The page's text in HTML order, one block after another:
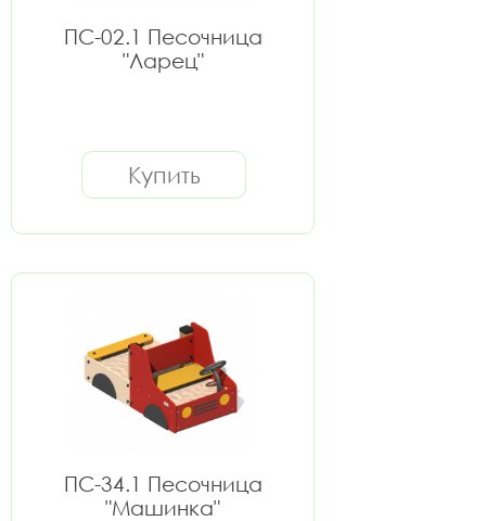
ПС-02.1 Песочница
"Ларец"
Купить
ПС-34.1 Песочница
"Машинка"